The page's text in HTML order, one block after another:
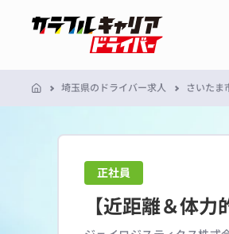
埼玉県のドライバー求人 さいたま
正社員
【近距離＆体